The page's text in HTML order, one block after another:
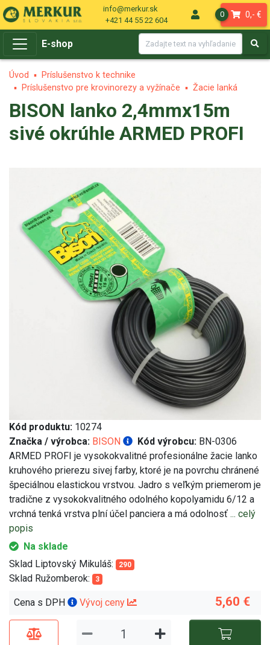
info@merkur.sk
+421 44 55 22 604
0 0,- €
E-shop
Úvod
Príslušenstvo k technike
Príslušenstvo pre krovinorezy a vyžínače
Žacie lanká
BISON lanko 2,4mmx15m
sivé okrúhle ARMED PROFI
Kód produktu: 10274
Značka / výrobca: BISON Kód výrobcu: BN-0306
ARMED PROFI je vysokokvalitné profesionálne žacie lanko
kruhového prierezu sivej farby, ktoré je na povrchu chránené
špeciálnou elastickou vrstvou. Jadro s veľkým priemerom je
tradične z vysokokvalitného odolného kopolyamidu 6/12 a
vrchná tenká vrstva plní účel panciera a má odolnosť ... celý
popis
Na sklade
Sklad Liptovský Mikuláš:
290
Sklad Ružomberok: 3
Cena s DPH 5,60 €
Vývoj ceny